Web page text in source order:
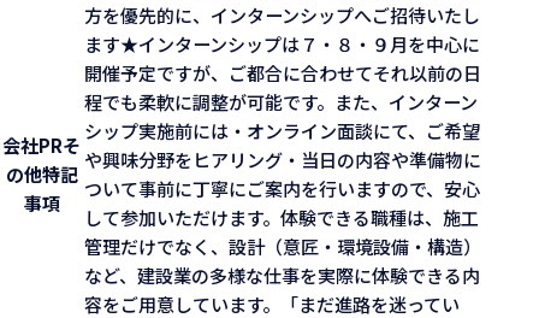
会社PRそ
の他特記
事項
方を優先的に、インターンシップへご招待いたし
ます★インターンシップは７・８・９月を中心に
開催予定ですが、ご都合に合わせてそれ以前の日
程でも柔軟に調整が可能です。また、インターン
シップ実施前には・オンライン面談にて、ご希望
や興味分野をヒアリング・当日の内容や準備物に
ついて事前に丁寧にご案内を行いますので、安心
して参加いただけます。体験できる職種は、施工
管理だけでなく、設計（意匠・環境設備・構造）
など、建設業の多様な仕事を実際に体験できる内
容をご用意しています。「まだ進路を迷ってい